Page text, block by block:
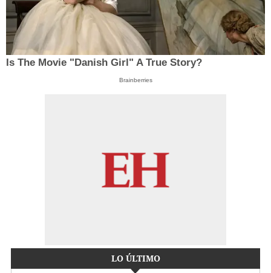
Is The Movie "Danish Girl" A True Story?
Brainberries
LO ÚLTIMO